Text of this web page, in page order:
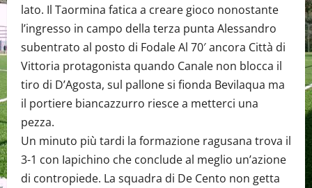
lato. Il Taormina fatica a creare gioco nonostante
l’ingresso in campo della terza punta Alessandro
subentrato al posto di Fodale Al 70′ ancora Città di
Vittoria protagonista quando Canale non blocca il
tiro di D’Agosta, sul pallone si fionda Bevilaqua ma
il portiere biancazzurro riesce a metterci una
pezza.
Un minuto più tardi la formazione ragusana trova il
3-1 con Iapichino che conclude al meglio un’azione
di contropiede. La squadra di De Cento non getta